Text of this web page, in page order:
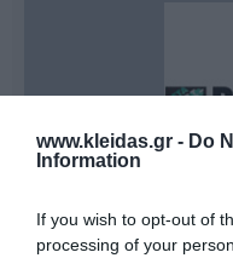
www.kleidas.gr - Do
Information
If you wish to opt-out of
processing of your